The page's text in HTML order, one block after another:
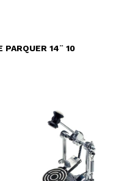
PARQUER 14¨ 10